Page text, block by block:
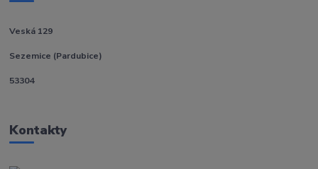
Veská 129
Sezemice (Pardubice)
53304
Kontakty